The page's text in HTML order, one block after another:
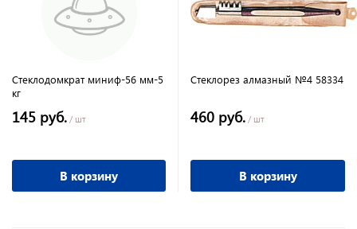
Стеклодомкрат миниф-56 мм-5
кг
145 руб. / шт
В корзину
Стеклорез алмазный №4 58334
460 руб. / шт
В корзину